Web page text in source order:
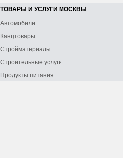
ТОВАРЫ И УСЛУГИ МОСКВЫ
Автомобили
Канцтовары
Стройматериалы
Строительные услуги
Продукты питания